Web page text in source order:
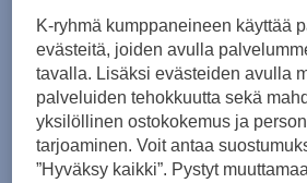
K-ryhmä kumppaneineen käyttää
evästeitä, joiden avulla
tavalla. Lisäksi evästeiden avulla
palveluiden tehokkuutta sekä
yksilöllinen ostokokemus ja
tarjoaminen. Voit antaa
”Hyväksy kaikki”. Pystyt